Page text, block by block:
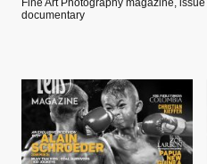
Fine Art Photography magazine,
documentary